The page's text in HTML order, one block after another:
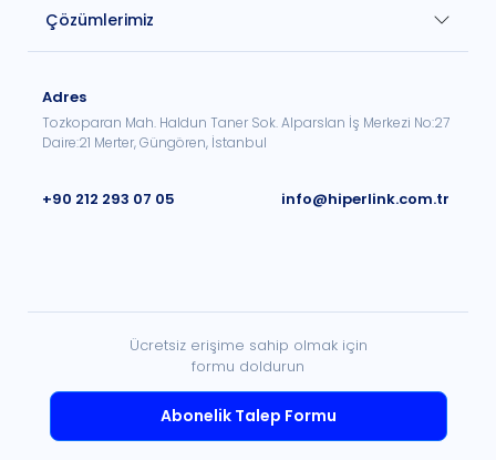
Çözümlerimiz
Adres
Tozkoparan Mah. Haldun Taner Sok. Alparslan İş Merkezi No:27
Daire:21 Merter, Güngören, İstanbul
+90 212 293 07 05 info@hiperlink.com.tr
Ücretsiz erişime sahip olmak için
formu doldurun
Abonelik Talep Formu